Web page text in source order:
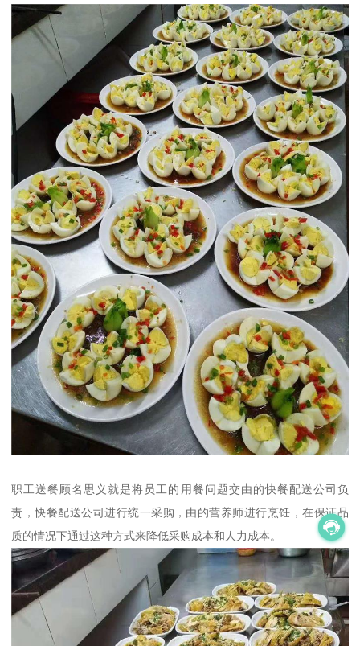
职工送餐顾名思义就是将员工的用餐问题交由的快餐配送公司负
责，快餐配送公司进行统一采购，由的营养师进行烹饪，在保证品
质的情况下通过这种方式来降低采购成本和人力成本。